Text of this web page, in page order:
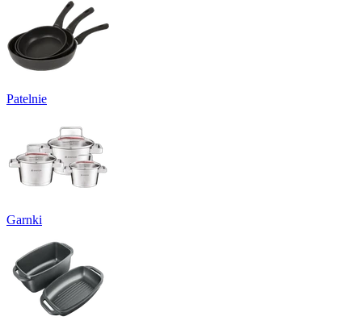
Patelnie
Garnki